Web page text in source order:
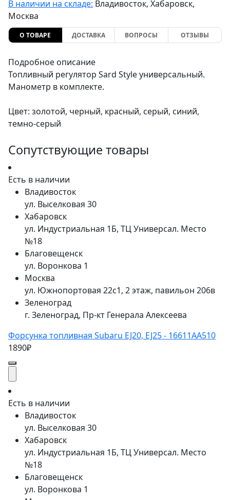
В наличии на складе: Владивосток, Хабаровск,
Москва
О ТОВАРЕ ДОСТАВКА ВОПРОСЫ ОТЗЫВЫ
Подробное описание
Топливный регулятор Sard Style универсальный.
Манометр в комплекте.
Цвет: золотой, черный, красный, серый, синий,
темно-серый
Сопутствующие товары
Есть в наличии
Владивосток
ул. Выселковая 30
Хабаровск
ул. Индустриальная 1Б, ТЦ Универсал. Место
№18
Благовещенск
ул. Воронкова 1
Москва
ул. Южнопортовая 22с1, 2 этаж, павильон 206в
Зеленоград
г. Зеленоград, Пр-кт Генерала Алексеева
Форсунка топливная Subaru EJ20, EJ25 - 16611AA510
1890₽
Есть в наличии
Владивосток
ул. Выселковая 30
Хабаровск
ул. Индустриальная 1Б, ТЦ Универсал. Место
№18
Благовещенск
ул. Воронкова 1